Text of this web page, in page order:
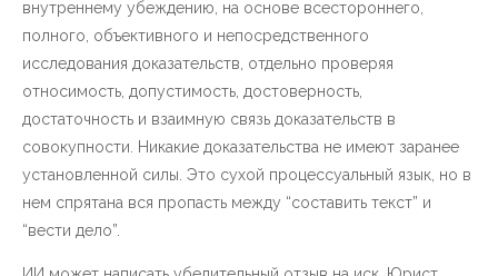
внутреннему убеждению, на основе всестороннего,
полного, объективного и непосредственного
исследования доказательств, отдельно проверяя
относимость, допустимость, достоверность,
достаточность и взаимную связь доказательств в
совокупности. Никакие доказательства не имеют заранее
установленной силы. Это сухой процессуальный язык, но в
нем спрятана вся пропасть между “составить текст” и
“вести дело”.